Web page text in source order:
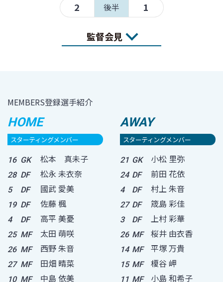
2
後半 1
監督会見
MEMBERS登録選手紹介
HOME
スターティングメンバー
16 GK 松本 真未子
28 DF 松永 未衣奈
5 DF 國武 愛美
19 DF 佐藤 楓
4 DF 高平 美憂
25 MF 太田 萌咲
26 MF 西野 朱音
27 MF 田畑 晴菜
10 MF 中島 依美
AWAY
スターティングメンバー
21 GK 小松 里弥
24 DF 前田 花依
4 DF 村上 朱音
27 DF 筬島 彩佳
3 DF 上村 彩華
26 MF 桜井 由衣香
14 MF 平塚 万貴
15 MF 榎谷 岬
11 MF 小島 和希子